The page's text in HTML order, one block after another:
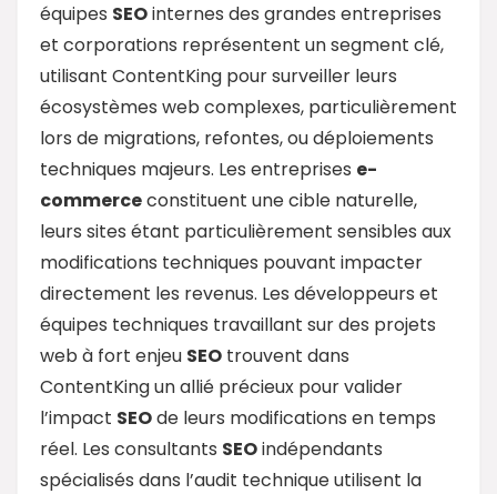
équipes SEOinternes des grandes entreprises
et corporations représentent un segment clé,
utilisant ContentKing pour surveiller leurs
écosystèmes web complexes, particulièrement
lors de migrations, refontes, ou déploiements
techniques majeurs. Les entreprises e-
commerceconstituent une cible naturelle,
leurs sites étant particulièrement sensibles aux
modifications techniques pouvant impacter
directement les revenus. Les développeurs et
équipes techniques travaillant sur des projets
web à fort enjeu SEO trouvent dans
ContentKing un allié précieux pour valider
l’impact SEOde leurs modifications en temps
réel. Les consultants SEOindépendants
spécialisés dans l’audit technique utilisent la